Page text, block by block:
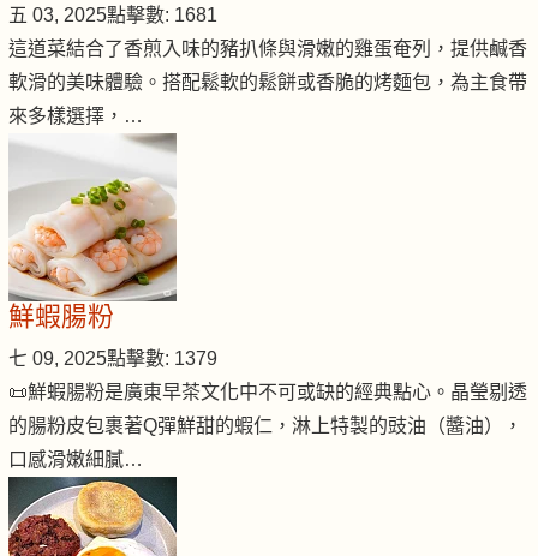
五 03, 2025點擊數: 1681
這道菜結合了香煎入味的豬扒條與滑嫩的雞蛋奄列，提供鹹香
軟滑的美味體驗。搭配鬆軟的鬆餅或香脆的烤麵包，為主食帶
來多樣選擇，…
鮮蝦腸粉
七 09, 2025點擊數: 1379
📜鮮蝦腸粉是廣東早茶文化中不可或缺的經典點心。晶瑩剔透
的腸粉皮包裹著Q彈鮮甜的蝦仁，淋上特製的豉油（醬油），
口感滑嫩細膩…